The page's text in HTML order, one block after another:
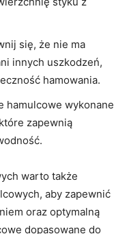
się, że nie ma
innych​ uszkodzeń,
hamowania.
⁢hamulcowe ‌wykonane
zapewnią
warto także
aby zapewnić
oraz optymalną
dopasowane do